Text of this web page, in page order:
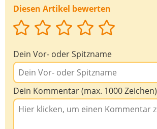
Diesen Artikel bewerten
Dein Vor- oder Spitzname
Dein Kommentar (max. 1000 Zeichen)